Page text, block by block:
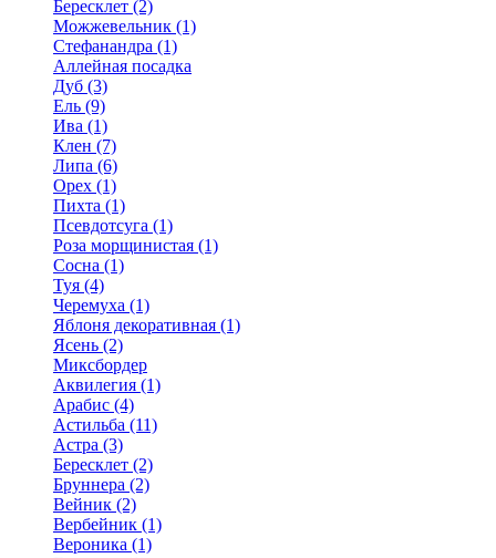
Бересклет (2)
Можжевельник (1)
Стефанандра (1)
Аллейная посадка
Дуб (3)
Ель (9)
Ива (1)
Клен (7)
Липа (6)
Орех (1)
Пихта (1)
Псевдотсуга (1)
Роза морщинистая (1)
Сосна (1)
Туя (4)
Черемуха (1)
Яблоня декоративная (1)
Ясень (2)
Миксбордер
Аквилегия (1)
Арабис (4)
Астильба (11)
Астра (3)
Бересклет (2)
Бруннера (2)
Вейник (2)
Вербейник (1)
Вероника (1)